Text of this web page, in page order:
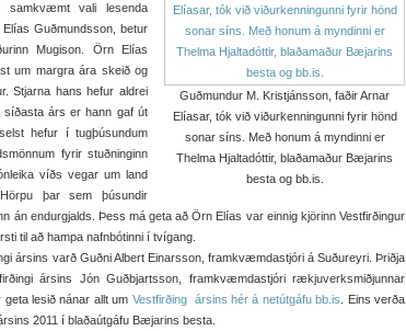
Guðmundur M. Kristjánsson, faðir Arnar
Elíasar, tók við viðurkenningunni fyrir hönd
sonar síns. Með honum á myndinni er
Thelma Hjaltadóttir, blaðamaður Bæjarins
besta og bb.is.
samkvæmt vali lesenda
Guðmundsson, betur
Mugison. Örn Elías
um margra ára skeið og
Stjarna hans hefur aldrei
árs er hann gaf út
hefur í tugþúsundum
fyrir stuðninginn
víðs vegar um land
þar sem þúsundir
án endurgjalds. Þess má geta að Örn Elías var einnig kjörinn Vestfirðingur
til að hampa nafnbótinni í tvígang.
ársins varð Guðni Albert Einarsson, framkvæmdastjóri á Suðureyri. Þriðja
ársins Jón Guðbjartsson, framkvæmdastjóri rækjuverksmiðjunnar
geta lesið nánar allt um Vestfirðing ársins hér á netútgáfu bb.is
. Eins verða
2011 í blaðaútgáfu Bæjarins besta.